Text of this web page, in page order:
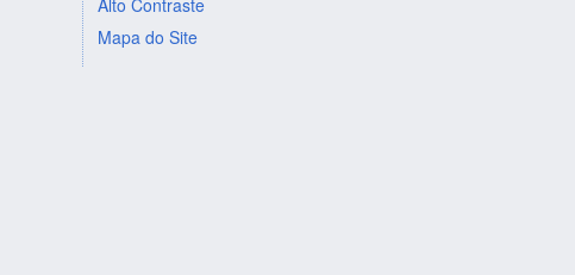
Mapa do Site